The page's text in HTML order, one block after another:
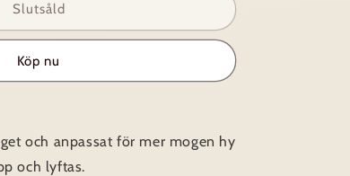
Slutsåld
Köp nu
och anpassat för mer mogen hy
och lyftas.